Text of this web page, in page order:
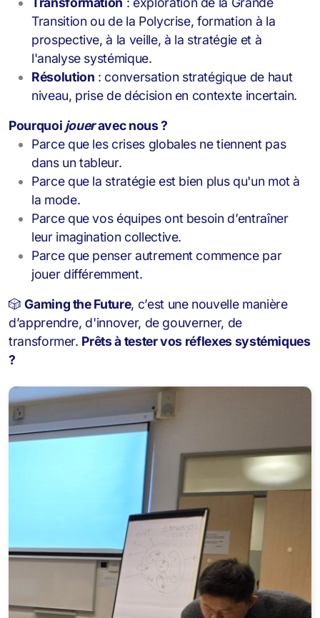
Transition ou de la Polycrise, formation à la
prospective, à la veille, à la stratégie et à
l'analyse systémique.
Résolution : conversation stratégique de haut
niveau, prise de décision en contexte incertain.
Pourquoi joueravec nous ?
Parce que les crises globales ne tiennent pas
dans un tableur.
Parce que la stratégie est bien plus qu'un mot à
la mode.
Parce que vos équipes ont besoin d’entraîner
leur imagination collective.
Parce que penser autrement commence par
jouer différemment.
🎲Gaming the Future, c’est une nouvelle manière
d’apprendre, d'innover, de gouverner, de
transformer. Prêts à tester vos réflexes systémiques
?